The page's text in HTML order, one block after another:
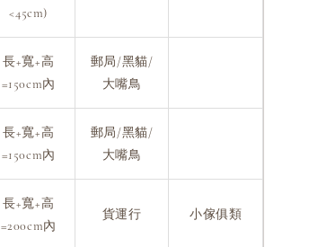
<45cm)
長+寬+高
=150cm內
郵局/黑貓/
大嘴鳥
長+寬+高
=150cm內
郵局/黑貓/
大嘴鳥
長+寬+高
=200cm內
貨運行 小傢俱類